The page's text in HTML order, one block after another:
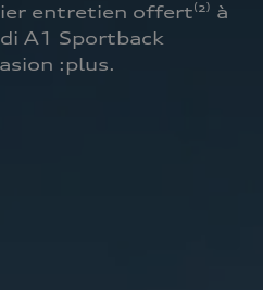
entretien offert⁽²⁾ à
A1 Sportback
:plus.